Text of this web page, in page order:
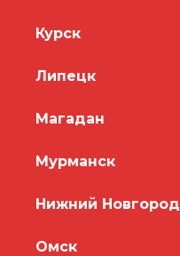
Курск
Липецк
Магадан
Мурманск
Нижний Новгород
Омск